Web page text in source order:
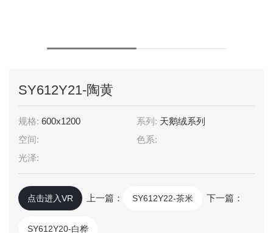
SY612Y21-陶黄
规格: 600x1200 系列: 天鹅绒系列
空间:
色系:
光泽:
点击进入VR 上一篇： SY612Y22-茶米 下一篇：
SY612Y20-白桦